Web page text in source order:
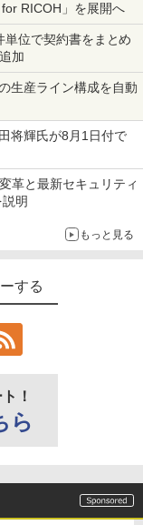
RICOH」を展開へ
位で契約書をまとめ
加
生産ライン構成を自動
将輝氏が8月1日付で
革と最新セキュリティ
明
もっと見る
する
！
ら